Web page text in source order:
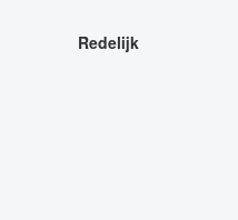
Redelijk